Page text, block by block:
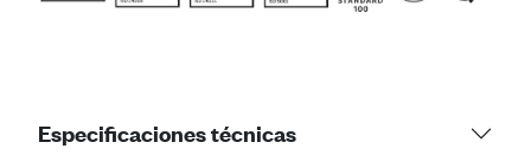
Especificaciones técnicas